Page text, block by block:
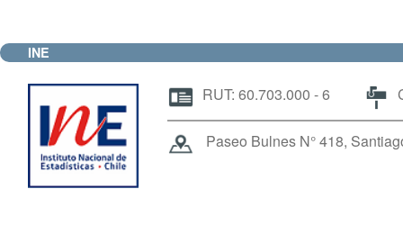
INE
RUT: 60.703.000 - 6
Paseo Bulnes N° 418,